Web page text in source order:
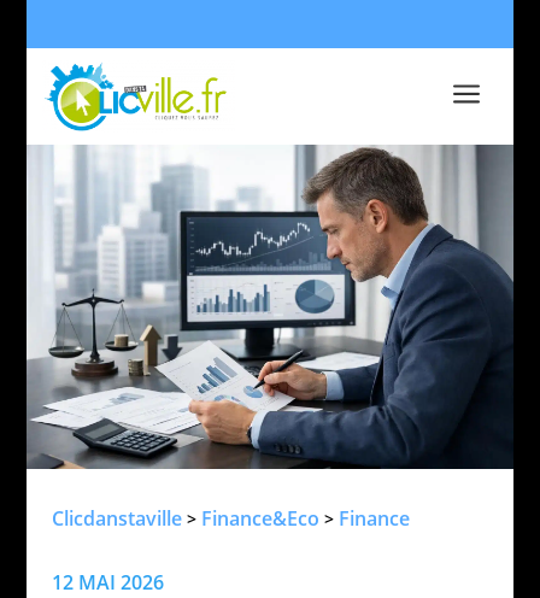
a
Clicdanstaville> Finance&Eco > Finance
12 MAI 2026